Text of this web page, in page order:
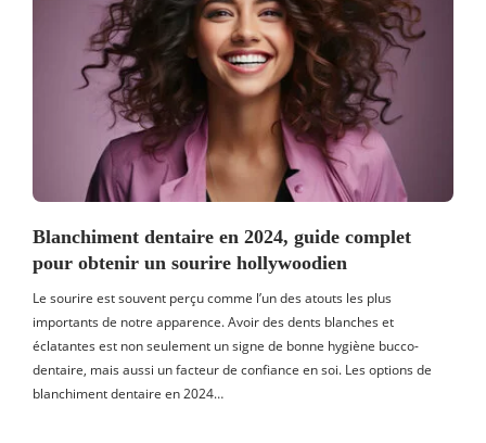
Blanchiment dentaire en 2024, guide complet
pour obtenir un sourire hollywoodien
Le sourire est souvent perçu comme l’un des atouts les plus
importants de notre apparence. Avoir des dents blanches et
éclatantes est non seulement un signe de bonne hygiène bucco-
dentaire, mais aussi un facteur de confiance en soi. Les options de
blanchiment dentaire en 2024…